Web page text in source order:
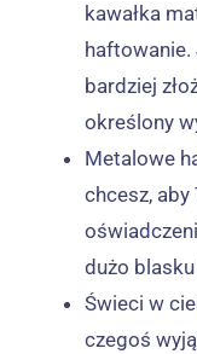
kawałka
bardziej
określony
Metalowe
chcesz, aby
dużo
Świeci w
czegoś